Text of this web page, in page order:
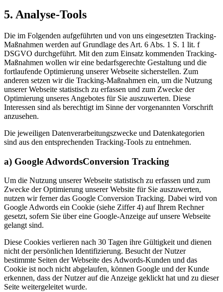
5. Analyse-Tools
Die im Folgenden aufgeführten und von uns eingesetzten Tracking-
Maßnahmen werden auf Grundlage des Art. 6 Abs. 1 S. 1 lit. f
DSGVO durchgeführt. Mit den zum Einsatz kommenden Tracking-
Maßnahmen wollen wir eine bedarfsgerechte Gestaltung und die
fortlaufende Optimierung unserer Webseite sicherstellen. Zum
anderen setzen wir die Tracking-Maßnahmen ein, um die Nutzung
unserer Webseite statistisch zu erfassen und zum Zwecke der
Optimierung unseres Angebotes für Sie auszuwerten. Diese
Interessen sind als berechtigt im Sinne der vorgenannten Vorschrift
anzusehen.
Die jeweiligen Datenverarbeitungszwecke und Datenkategorien
sind aus den entsprechenden Tracking-Tools zu entnehmen.
a) Google AdwordsConversion Tracking
Um die Nutzung unserer Webseite statistisch zu erfassen und zum
Zwecke der Optimierung unserer Website für Sie auszuwerten,
nutzen wir ferner das Google Conversion Tracking. Dabei wird von
Google Adwords ein Cookie (siehe Ziffer 4) auf Ihrem Rechner
gesetzt, sofern Sie über eine Google-Anzeige auf unsere Webseite
gelangt sind.
Diese Cookies verlieren nach 30 Tagen ihre Gültigkeit und dienen
nicht der persönlichen Identifizierung. Besucht der Nutzer
bestimmte Seiten der Webseite des Adwords-Kunden und das
Cookie ist noch nicht abgelaufen, können Google und der Kunde
erkennen, dass der Nutzer auf die Anzeige geklickt hat und zu dieser
Seite weitergeleitet wurde.